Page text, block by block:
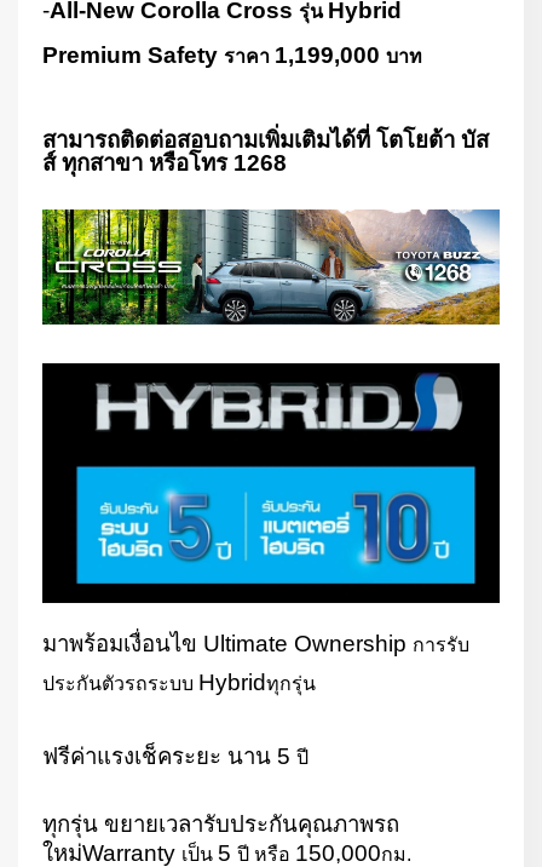
-All-New Corolla Cross รุ่น Hybrid
Premium Safety ราคา 1,199,000 บาท
สามารถติดต่อสอบถามเพิ่มเติมได้ที่ โตโยต้า บัส
ส์ ทุกสาขา หรือโทร 1268
มาพร้อมเงื่อนไข Ultimate Ownership การรับ
ประกันตัวรถระบบ Hybridทุกรุ่น
ฟรีค่าแรงเช็คระยะ นาน 5 ปี
ทุกรุ่น ขยายเวลารับประกันคุณภาพรถ
ใหม่Warranty เป็น 5 ปี หรือ 150,000กม.